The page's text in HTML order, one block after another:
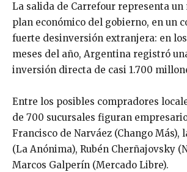
La salida de Carrefour representa un
plan económico del gobierno, en un
fuerte desinversión extranjera: en
meses del año, Argentina registró
inversión directa de casi 1.700
Entre los posibles compradores
de 700 sucursales figuran
Francisco de Narváez (Chango Más),
(La Anónima), Rubén Cherñajovsky
Marcos Galperín (Mercado Libre).